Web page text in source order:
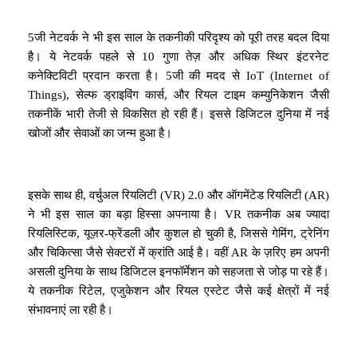
5जी नेटवर्क ने भी इस साल के तकनीकी परिदृश्य को पूरी तरह बदल दिया
है। ये नेटवर्क पहले से 10 गुणा तेज़ और अधिक स्थिर इंटरनेट
कनेक्टिविटी प्रदान करता है। 5जी की मदद से IoT (Internet of
Things), सेल्फ ड्राइविंग कार्स, और रियल टाइम कम्युनिकेशन जैसी
तकनीकें भारी तेजी से विकसित हो रही हैं। इससे डिजिटल दुनिया में नई
खोजों और सेवाओं का जन्म हुआ है।
इसके साथ ही, वर्चुअल रियलिटी (VR) 2.0 और ऑगमेंटेड रियलिटी (AR)
ने भी इस साल का बड़ा हिस्सा अपनाया है। VR तकनीक अब ज्यादा
रियलिस्टिक, यूज़र-फ्रेंडली और कुशल हो चुकी है, जिससे गेमिंग, ट्रेनिंग
और चिकित्सा जैसे सेक्टरों में क्रांति आई है। वहीं AR के ज़रिए हम अपनी
असली दुनिया के साथ डिजिटल इनफॉर्मेशन को सहजता से जोड़ पा रहे हैं।
ये तकनीक रिटेल, एजुकेशन और रियल एस्टेट जैसे कई क्षेत्रों में नई
संभावनाएं ला रही है।